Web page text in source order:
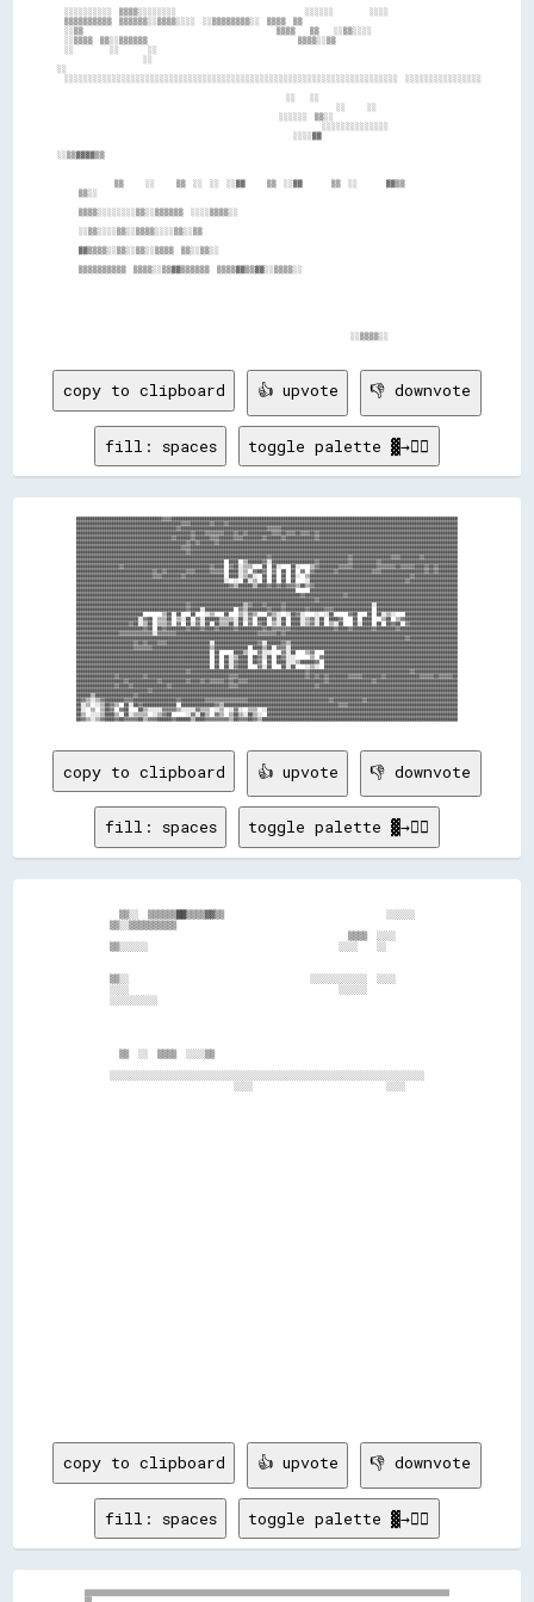
    ░░░░░░░░░░  ▒▒▒▒░░░░░░░░                                    ░░░░░░          ░░░░
    ▒▒▒▒▒▒▒▒▒▒  ▒▒▒▒▒▒░░▒▒▒▒░░░░  ░░▒▒▒▒▒▒▒▒░░  ▒▒▒▒  ▒▒
    ░░▒▒                                                      ▒▒▒▒    ▒▒    ░░▒▒░░░░
    ░░▒▒▒▒  ▒▒░░▒▒▒▒▒▒                                          ▒▒▒▒░░▒▒
    ░░          ░░        ░░
                          ░░
  ░░
    ░░░░░░░░░░░░░░░░░░░░░░░░░░░░░░░░░░░░░░░░░░░░░░░░░░░░░░░░░░░░░░░░░░░░░░  ░░░░░░░░░░░░░░░░
                                                                  ░░    ░░
                                                                                ░░      ░░
                                                                ░░░░░░  ▒▒░░
                                                                            ░░░░░░░░░░░░░░
                                                                    ░░░░▓▓
  ░░▒▒▓▓▓▓▒▒
                  ▒▒      ░░      ▒▒  ░░  ░░  ░░▓▓      ▒▒  ░░▓▓        ▒▒  ░░        ▓▓▒▒
        ▒▒░░
        ▒▒▒▒░░░░░░░░▒▒░░▒▒▒▒▒▒  ░░░░▒▒▒▒░░
        ░░▒▒░░░░▒▒░░▒▒▒▒░░░░▒▒░░▒▒
        ▓▓▒▒▒▒░░▒▒░░▒▒░░▒▒▒▒  ▒▒░░▒▒░░
        ▒▒▒▒▒▒▒▒▒▒  ▒▒▒▒░░▒▒▓▓▒▒▒▒▒▒  ▒▒▒▒▓▓▒▒▓▓░░▒▒▒▒░░
copy to clipboard 👍 upvote 👎 downvote
fill: spaces toggle palette ▓→✊🏽
████████████████████████████████████▓▓▓▓████████████████████████████████████████████████████████████████████████████████████████████████████████████████████████
████████████████████████████████████████████▓▓▓▓████████▓▓████▓▓████████████████████████████████████████████████████████████████████████████████████████████████
██████████████████████████████████████████▓▓████████████████████████████████████▓▓▓▓▓▓██████████████████████████████████████████████████████████████████████████
████████████████████████████████████████████████▓▓████▓▓▓▓▓▓▓▓████▓▓██▓▓██████████▓▓▓▓██▓▓▓▓██▓▓▓▓██▓▓██████████████████████████████████████████████████████████
████████████████████████████████████████▓▓██████▓▓██████▓▓▓▓██████▓▓▓▓████████▓▓██████▓▓████████████▓▓██████████████████████████████████████████████████████████
██████████████████████████████████████████████▓▓██▓▓██████▓▓████████████████████████████████████████████████████████████████████████████████████████████████████
████████████████████████████████████████████▓▓▓▓████████████████████████████████████████████████████████████████████████████████████████████████████████████████
██████████████████████████████████████████████▓▓████████████████████████████████████████████████████████████████████████████████████████████████████████████████
████████████████████████████████████████████████████████████████████████████████▓▓████████████████████████████████▓▓████████████████▓▓▓▓████████▓▓██████████████
██████████████████████████████████████████████████████████████  ████  ▒▒██████▓▓░░██████████████████▓▓████████████▓▓██████████▓▓████████████████████████████████
██████████████████▓▓████████████████████████████████████▓▓████  ▓▓██░░▒▒▒▒    ██  ██░░    ██░░    ▒▒▓▓████████▓▓▓▓▓▓██████████▓▓▓▓▓▓▓▓██▓▓▓▓▓▓████▓▓██▓▓████████
████████████████████████████████▓▓██▓▓████████▓▓▓▓██████▓▓▓▓▓▓  ████░░▒▒  ▓▓██▓▓  ▓▓  ██  ██  ▓▓  ▓▓████████▓▓██████████████▓▓▓▓██████████████████▓▓██▓▓████████
████████████████████████████████▓▓▓▓████████▓▓████████████████  ████░░▒▒▓▓░░  ██  ██  ██  ██░░  ▒▒██████████████████████████████████████████▓▓██████████████████
██████████████████████████████████████████████████████████████░░  ░░  ██░░▒▒  ██  ██  ██  ██    ░░████████████████████████████████████████▓▓████████████████████
████████████████████████████████████████████████████████████████▓▓▒▒██████▒▒████▓▓██▓▓██▓▓▓▓▒▒██▒▒▓▓████████████████████████████████████████████████████████████
████████████████████████████████████████████████████████████████████████████████████████████      ██████████████████████████████████████████████████████████████
██████████████████████████████████████████████████████████████████████████████████████████████▓▓████████████████▓▓██████████████████████████████████████████████
████████████████████████████████████████████████████████████████████████████████████████████████████▓▓██████████████████████████████████████████████████████████
██████████████████████████████████████████████▓▓██████████████████████▒▒▓▓████▓▓██████▓▓████████████████████████████████████░░██████████████████████████████████
██████████████████████████████████████████████▓▓████░░████████████  ▓▓▒▒████████▓▓████▓▓████████▓▓██████▓▓▓▓████████████████  ██████████████████████████████████
████████████████████████████        ▒▒██  ██    ██    ░░▒▒    ██    ▒▒░░▓▓▒▒    ▓▓▒▒░░  ░░██▓▓░░    ░░  ░░██      ▓▓██    ██  ██░░▒▒░░    ██████████████████████
██████████████████████████░░▓▓██  ▒▒▒▒██  ▒▒░░██  ▓▓░░██████▒▒▒▒▒▒░░██░░▓▓  ████  ▓▓░░██  ████░░▒▒▓▓░░██  ████▓▓    ██  ████    ▒▒██  ▒▒▓▓██████████████████████
██████████████████████▓▓██░░▒▒██  ▒▒▒▒▓▓  ▓▓  ██░░▓▓░░██  ██▒▒▒▒██░░██  ▓▓  ▓▓██  ▒▒░░██  ████░░▒▒▓▓░░██  ▒▒░░██    ██░░████  ██  ██▓▓██  ▓▓████████████████████
████████████████████████████▓▓██  ██▓▓████████▓▓████▓▓████▓▓██████▓▓██████████▓▓██▓▓▓▓▓▓▓▓██████████████████▓▓████▓▓████████▓▓████████▓▓████████████████████████
██████████████████▓▓▓▓▓▓▓▓▓▓▓▓▓▓░░▓▓▓▓▓▓▓▓██████████████████████████████████▓▓▓▓▓▓▓▓██▓▓████████████████████████████████████████████████████████████████████████
██████████████████████████████████████████████████████████████████████████████████████████████████████████████████████████████████████████▓▓████████████████████
████████████████████████▓▓██▓▓████▓▓▓▓██████████████████░░██████████████████▓▓░░██████▓▓▒▒██████████████████████████████████████████████████████████████████████
████████████████████████▓▓▓▓▓▓▓▓████████████████████████▒▒██████████████  ████▒▒██  ▓▓▓▓░░██████████████████████████████████████████████████████████████████████
████████████████████████████████████████████████████████  ██      ████▒▒    ▓▓░░░░    ▓▓░░██    ▒▒▓▓    ████████████████████████████████████████████████████████
████████████████████████████████████████████████████████  ██  ██░░▒▒████  ██▓▓░░██  ██▓▓░░░░      ▒▒  ▓▓████████████████████████████████████████████████████████
████████████████████████████████████████████████████████  ██  ██░░▓▓████  ██▓▓  ██  ████░░░░▒▒██████▓▓  ████████████████████████████████████████████████████████
████████████████████████████████████████████████████████  ██  ██░░▓▓████    ▓▓░░██    ██░░██    ░░▒▒░░  ████████████████████████████████████████████████████████
██████████████████████████████████████████████▓▓████████████████████████████████████████████████▓▓██████████████████████████████████████████▓▓██████████████████
████████████████▓▓██████████▓▓██████████████████████████████████▓▓▓▓████████████████████████████▓▓██▓▓██▓▓████████▓▓▓▓▓▓████████▓▓██████████████▓▓▓▓▓▓██▓▓▓▓▓▓██
████████████████████▓▓████████████▓▓██████████▓▓████▓▓██▓▓▓▓▓▓██▓▓██▓▓▓▓████████████████████████████████▓▓██████████████████▓▓██████████████████████████████████
████████████████▓▓████▓▓██████████████▓▓████████████████████████▓▓▓▓████████████████████████████████▓▓██████████████████████████████████████████████████████████
██████████████████████████████▓▓████████████████████████████████████████████████████████████████████████████████████████████████████████████████████████████████
██████▒▒████████████████▓▓██████████████████████████████████████████████████████████████████████████████████████████████████████████████████████████████████████
██▓▓▒▒░░▒▒▓▓████████▓▓▓▓██████████████████▓▓██████████▓▓▓▓▓▓▓▓▓▓▓▓▓▓▓▓▓▓██████████████████████████████████▓▓████████████▓▓██████████████████████████████████████
██░░▒▒  ░░▒▒██▓▓▒▒  ██░░██▓▓██████████████  ██████████████▓▓▒▒████████████████████████████████████████████████▓▓▓▓██████████████████████████████████████████████
██░░  ▒▒  ▒▒██▓▓  ▓▓██    ██▒▒░░░░░░▓▓▓▓▓▓▒▒░░░░░░▓▓▒▒▒▒  ░░▒▒  ░░▓▓░░  ▒▒▒▒  ░░████████████████████████████████████████████████████████████████████████████████
██▒▒  ░░░░▒▒████▒▒  ██░░▒▒▒▒▒▒  ░░▒▒▓▓██      ░░▓▓░░██▒▒  ▓▓▒▒  ▒▒██▒▒░░██▒▒░░  ████████████████████████████████████████████████████████████████████████████████
copy to clipboard 👍 upvote 👎 downvote
fill: spaces toggle palette ▓→✊🏽
        ▒▒░░  ▒▒▒▒▒▒██▒▒▒▒▓▓▒▒                                  ░░░░░░
      ▒▒░░▒▒▒▒▒▒▒▒▒▒
                                                        ▒▒▒▒  ░░░░
      ▒▒░░░░░░                                        ░░░░    ░░
      ▒▒░░                                      ░░░░░░░░░░░░  ░░░░
      ░░░░                                            ░░░░░░
      ░░░░░░░░░░
        ▒▒  ░░  ▒▒▒▒  ░░░░▒▒
      ░░░░░░░░░░░░░░░░░░░░░░░░░░░░░░░░░░░░░░░░░░░░░░░░░░░░░░░░░░░░░░░░░░
                                ░░░░                            ░░░░
copy to clipboard 👍 upvote 👎 downvote
fill: spaces toggle palette ▓→✊🏽